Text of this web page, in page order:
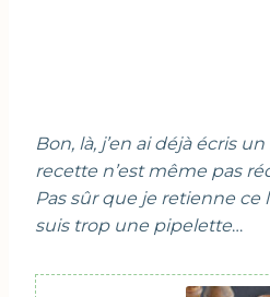
Bon, là, j’en ai déjà écris
recette n’est même pas
Pas sûr que je retienne
suis trop une pipelette…